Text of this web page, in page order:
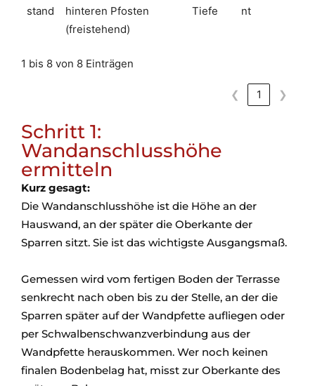
stand
hinteren Pfosten
(freistehend)
Tiefe nt
1 bis 8 von 8 Einträgen
❮ 1 ❯
Schritt 1:
Wandanschlusshöhe
ermitteln
Kurz gesagt:
Die Wandanschlusshöhe ist die Höhe an der
Hauswand, an der später die Oberkante der
Sparren sitzt. Sie ist das wichtigste Ausgangsmaß.
Gemessen wird vom fertigen Boden der Terrasse
senkrecht nach oben bis zu der Stelle, an der die
Sparren später auf der Wandpfette aufliegen oder
per Schwalbenschwanzverbindung aus der
Wandpfette herauskommen. Wer noch keinen
finalen Bodenbelag hat, misst zur Oberkante des